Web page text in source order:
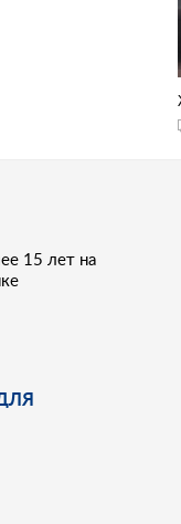
15 лет на